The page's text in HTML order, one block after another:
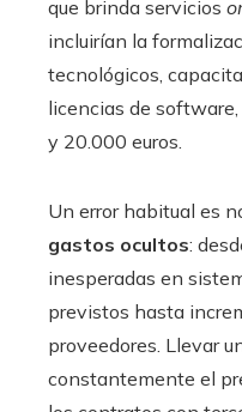
que brinda servicios
incluirían la
tecnológicos,
licencias de
y 20.000 euros.
Un error habitual es
gastos ocultos:
inesperadas en
previstos hasta
proveedores. Llevar
constantemente el